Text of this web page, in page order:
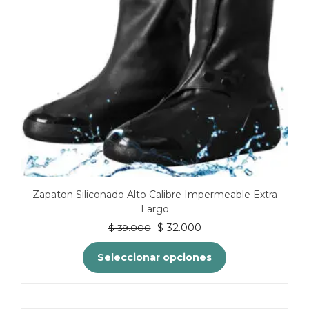
Zapaton Siliconado Alto Calibre Impermeable Extra
Largo
$39.000 El
precio
original
era:
$ 32.000El
precio
actual
es:
Seleccionar opciones